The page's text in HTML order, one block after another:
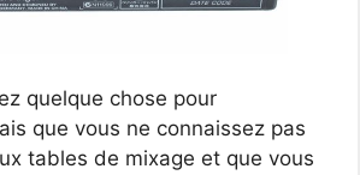
quelque chose pour
que vous ne connaissez pas
tables de mixage et que vous